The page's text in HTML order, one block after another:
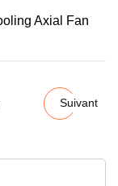
Suivant